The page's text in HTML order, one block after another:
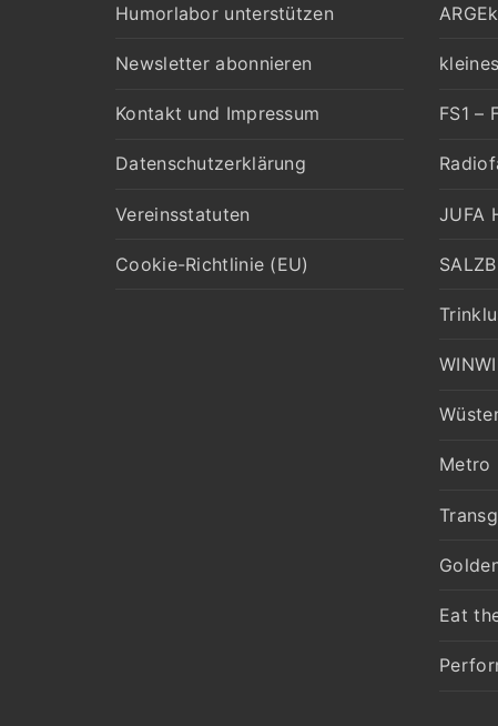
Humorlabor unterstützen
Newsletter abonnieren
Kontakt und Impressum
Datenschutzerklärung
Vereinsstatuten
Cookie-Richtlinie (EU)
FS1 –
JUFA
Metro
Eat